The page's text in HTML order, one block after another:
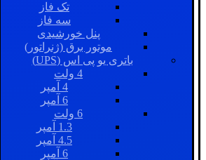
تک فاز
سه فاز
پنل خورشیدی
موتور برق (ژنراتور)
باتری یو پی اس (UPS)
4 ولت
4 آمپر
6 آمپر
6 ولت
1.3 آمپر
4.5 آمپر
6 آمپر